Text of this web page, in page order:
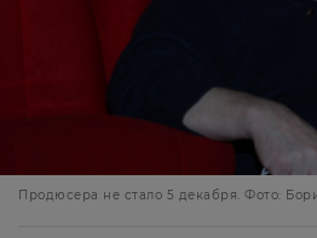
Продюсера не стало 5 декабря. Фото: